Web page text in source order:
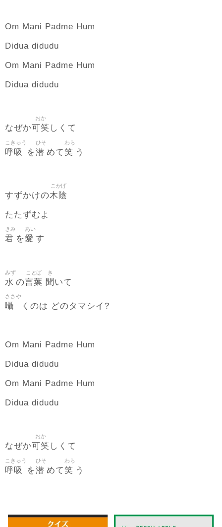
Om Mani Padme Hum
Didua didudu
Om Mani Padme Hum
Didua didudu
なぜか可笑
おか
しくて
呼吸
こきゅう
を潜
ひそ
めて笑
わら
う
すずかけの木陰
こかげ
たたずむよ
君
きみ
を愛
あい
す
水
みず
の言葉
ことば
聞
き
いて
囁
ささや
くのは どのタマシイ?
Om Mani Padme Hum
Didua didudu
Om Mani Padme Hum
Didua didudu
なぜか可笑
おか
しくて
呼吸
こきゅう
を潜
ひそ
めて笑
わら
う